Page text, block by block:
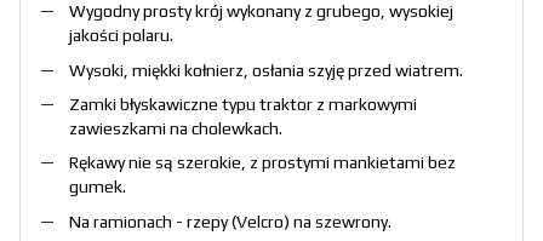
Wygodny prosty krój wykonany z grubego, wysokiej
jakości polaru.
Wysoki, miękki kołnierz, osłania szyję przed wiatrem.
Zamki błyskawiczne typu traktor z markowymi
zawieszkami na cholewkach.
Rękawy nie są szerokie, z prostymi mankietami bez
gumek.
Na ramionach - rzepy (Velcro) na szewrony.